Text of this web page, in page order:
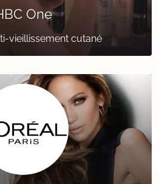
One
vieillissement cutané